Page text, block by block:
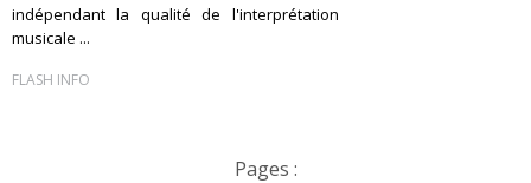
indépendant la qualité de l'interprétation
musicale ...
FLASH INFO
Pages :